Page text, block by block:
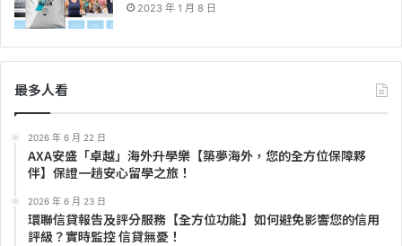
2023 年 1 月 8 日
最多人看
2026 年 6 月 22 日
AXA安盛「卓越」海外升學樂【築夢海外，您的全方位保障夥
伴】保證一趟安心留學之旅！
2026 年 6 月 23 日
環聯信貸報告及評分服務【全方位功能】如何避免影響您的信用
評級？實時監控 信貸無憂！